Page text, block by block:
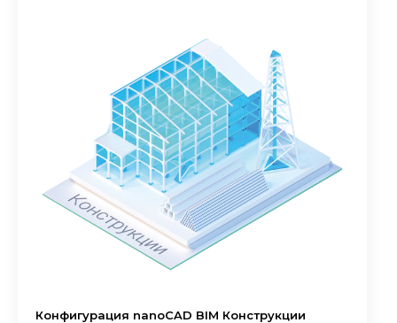
Конфигурация nanoCAD BIM Конструкции